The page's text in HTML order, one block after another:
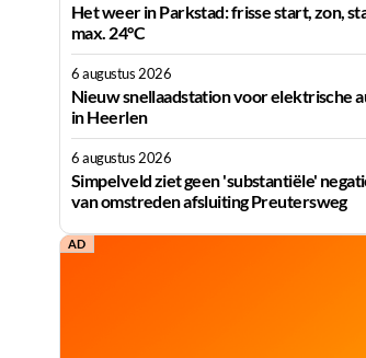
Het weer in Parkstad: frisse start, zon,
max. 24°C
6 augustus 2026
Nieuw snellaadstation voor elektrische
in Heerlen
6 augustus 2026
Simpelveld ziet geen 'substantiële'
van omstreden afsluiting Preutersweg
AD